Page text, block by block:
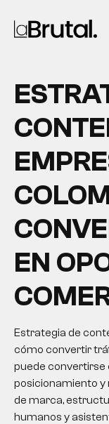
EN
Estrategia de
cómo convertir
puede convertirse
posicionamiento y
de marca,
humanos y